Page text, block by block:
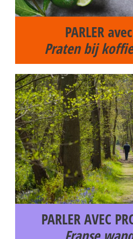
PARLER
Praten bij
PARLER AVEC